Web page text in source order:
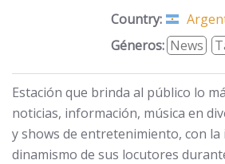
Country:
Géneros: News
Estación que brinda al público lo
noticias, información, música en
y shows de entretenimiento, con la
dinamismo de sus locutores